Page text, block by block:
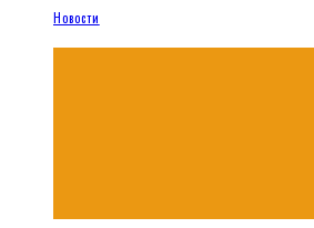
Новости